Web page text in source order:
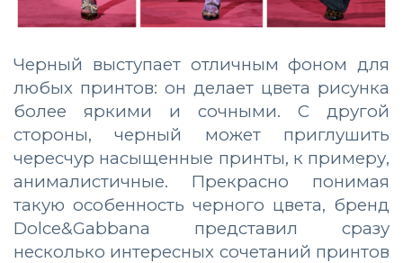
Черный выступает отличным фоном для
любых принтов: он делает цвета рисунка
более яркими и сочными. С другой
стороны, черный может приглушить
чересчур насыщенные принты, к примеру,
анималистичные. Прекрасно понимая
такую особенность черного цвета, бренд
Dolce&Gabbana представил сразу
несколько интересных сочетаний принтов